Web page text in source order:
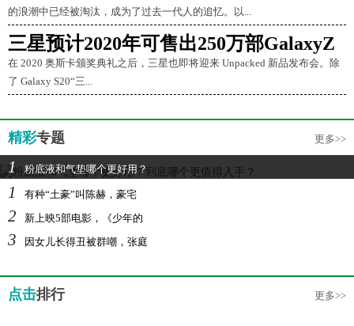
的浪潮中已经被淘汰，成为了过去一代人的追忆。以...
三星预计2020年可售出250万部GalaxyZ
在 2020 奥斯卡颁奖典礼之后，三星也即将迎来 Unpacked 新品发布会。除
了 Galaxy S20“三...
精彩专题 更多>>
1 粉底液和气垫哪个更好用？
1 有种“土豪”叫陈赫，豪宅
2 新上映5部电影，《少年的
3 因女儿长得丑被群嘲，张庭
点击排行 更多>>